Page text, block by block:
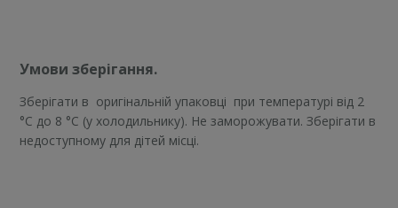
Умови зберігання.
Зберігати в оригінальній упаковці при температурі від 2
°С до 8 °С (у холодильнику). Не заморожувати. Зберігати в
недоступному для дітей місці.